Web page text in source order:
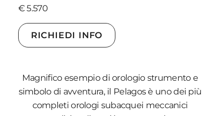
€ 5.570
RICHIEDI INFO
Magnifico esempio di orologio strumento e
simbolo di avventura, il Pelagos è uno dei più
completi orologi subacquei meccanici